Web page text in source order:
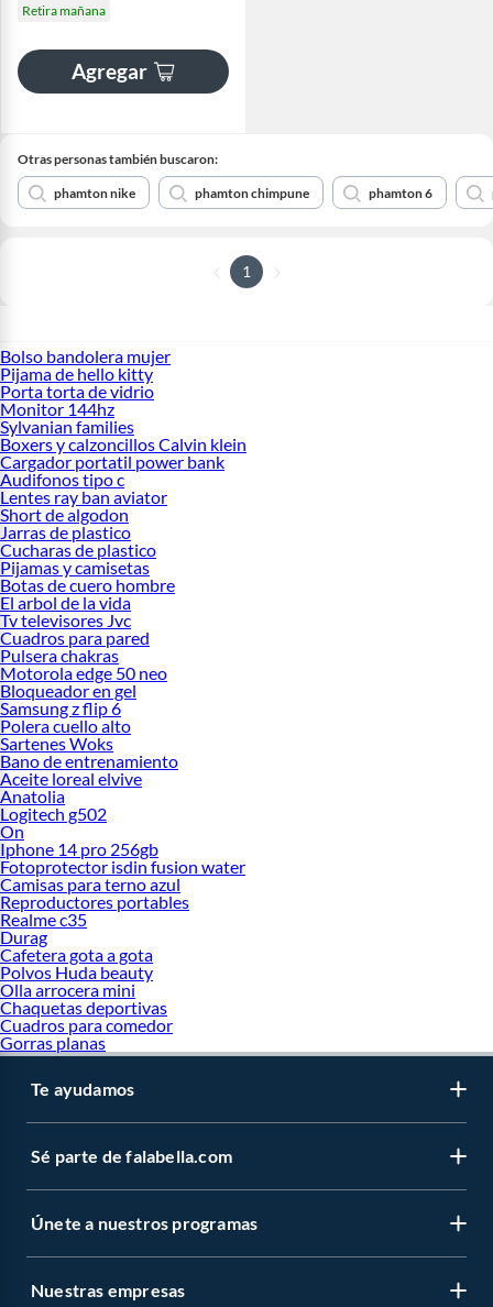
Retira mañana
Agregar
Otras personas también buscaron:
phamton nike phamton chimpune phamton 6
1
Bolso bandolera mujer
Pijama de hello kitty
Porta torta de vidrio
Monitor 144hz
Sylvanian families
Boxers y calzoncillos Calvin klein
Cargador portatil power bank
Audifonos tipo c
Lentes ray ban aviator
Short de algodon
Jarras de plastico
Cucharas de plastico
Pijamas y camisetas
Botas de cuero hombre
El arbol de la vida
Tv televisores Jvc
Cuadros para pared
Pulsera chakras
Motorola edge 50 neo
Bloqueador en gel
Samsung z flip 6
Polera cuello alto
Sartenes Woks
Bano de entrenamiento
Aceite loreal elvive
Anatolia
Logitech g502
On
Iphone 14 pro 256gb
Fotoprotector isdin fusion water
Camisas para terno azul
Reproductores portables
Realme c35
Durag
Cafetera gota a gota
Polvos Huda beauty
Olla arrocera mini
Chaquetas deportivas
Cuadros para comedor
Gorras planas
Te ayudamos
Sé parte de falabella.com
Únete a nuestros programas
Nuestras empresas